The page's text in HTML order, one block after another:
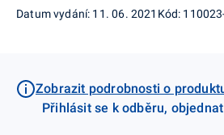
Datum vydání: 11. 06. 2021 Kód:
Zobrazit podrobnosti o
Přihlásit se k odběru, objednat